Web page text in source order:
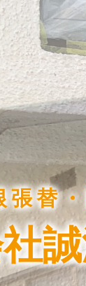
張替